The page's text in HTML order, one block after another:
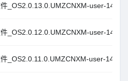
_OS2.0.13.0.UMZCNXM-user-14.0
_OS2.0.12.0.UMZCNXM-user-14.0
_OS2.0.11.0.UMZCNXM-user-14.0